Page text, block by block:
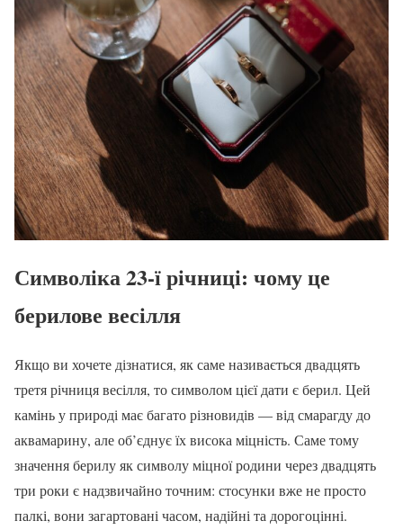
Символіка 23-ї річниці: чому це
берилове весілля
Якщо ви хочете дізнатися, як саме називається двадцять
третя річниця весілля, то символом цієї дати є берил. Цей
камінь у природі має багато різновидів — від смарагду до
аквамарину, але об’єднує їх висока міцність. Саме тому
значення берилу як символу міцної родини через двадцять
три роки є надзвичайно точним: стосунки вже не просто
палкі, вони загартовані часом, надійні та дорогоцінні.